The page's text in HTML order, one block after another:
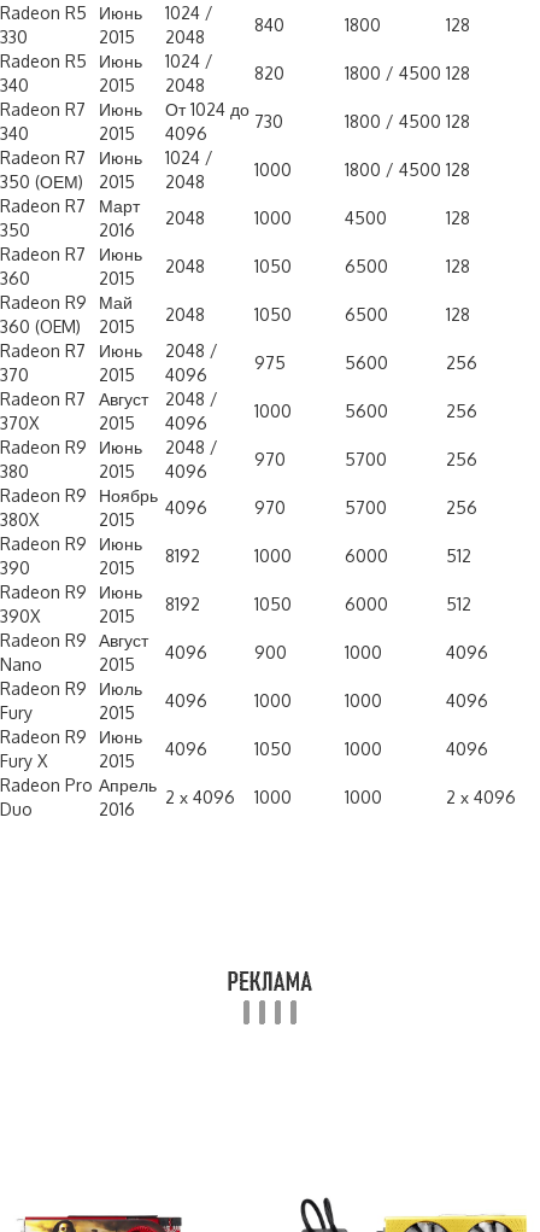
Radeon R5
330
Июнь
2015
1024 /
2048
840 1800
128
Radeon R5
340
Июнь
2015
1024 /
2048
820 1800 / 4500 128
Radeon R7
340
Июнь
2015
От 1024 до
4096
730 1800 / 4500 128
Radeon R7
350 (ОЕМ)
Июнь
2015
1024 /
2048
1000 1800 / 4500 128
Radeon R7
350
Март
2016
2048 1000 4500
128
Radeon R7
360
Июнь
2015
2048 1050 6500
128
Radeon R9
360 (OEM)
Май
2015
2048 1050 6500
128
Radeon R7
370
Июнь
2015
2048 /
4096
975 5600
256
Radeon R7
370X
Август
2015
2048 /
4096
1000 5600
256
Radeon R9
380
Июнь
2015
2048 /
4096
970 5700
256
Radeon R9
380X
Ноябрь
2015
4096 970 5700
256
Radeon R9
390
Июнь
2015
8192 1000 6000
512
Radeon R9
390X
Июнь
2015
8192 1050 6000
512
Radeon R9
Nano
Август
2015
4096 900 1000
4096
Radeon R9
Fury
Июль
2015
4096 1000 1000
4096
Radeon R9
Fury X
Июнь
2015
4096 1050 1000
4096
Radeon Pro
Duo
Апрель
2016
2 х 4096 1000 1000 2 х 4096